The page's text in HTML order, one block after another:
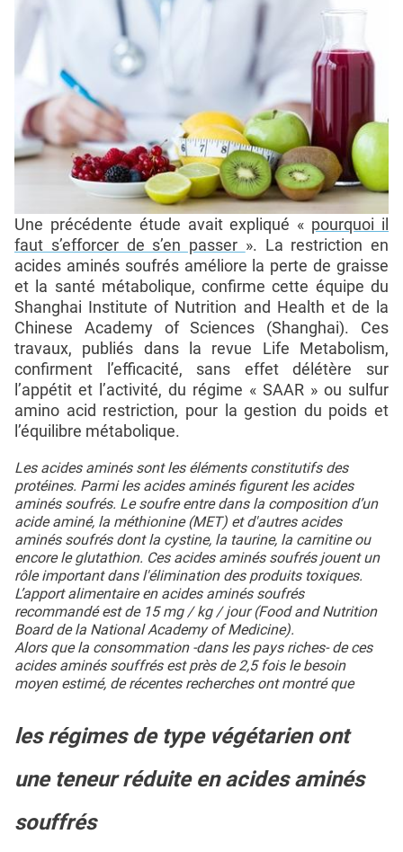
Une précédente étude avait expliqué « pourquoi il
faut s’efforcer de s’en passer ». La restriction en
acides aminés soufrés améliore la perte de graisse
et la santé métabolique, confirme cette équipe du
Shanghai Institute of Nutrition and Health et de la
Chinese Academy of Sciences (Shanghai). Ces
travaux, publiés dans la revue Life Metabolism,
confirment l’efficacité, sans effet délétère sur
l’appétit et l’activité, du régime « SAAR » ou sulfur
amino acid restriction, pour la gestion du poids et
l’équilibre métabolique.
Les acides aminés sont les éléments constitutifs des
protéines. Parmi les acides aminés figurent les acides
aminés soufrés. Le soufre entre dans la composition d’un
acide aminé, la méthionine (MET) et d'autres acides
aminés soufrés dont la cystine, la taurine, la carnitine ou
encore le glutathion. Ces acides aminés soufrés jouent un
rôle important dans l'élimination des produits toxiques.
L’apport alimentaire en acides aminés soufrés
recommandé est de 15 mg / kg / jour (Food and Nutrition
Board de la National Academy of Medicine).
Alors que la consommation -dans les pays riches- de ces
acides aminés souffrés est près de 2,5 fois le besoin
moyen estimé, de récentes recherches ont montré que
les régimes de type végétarien ont
une teneur réduite en acides aminés
souffrés